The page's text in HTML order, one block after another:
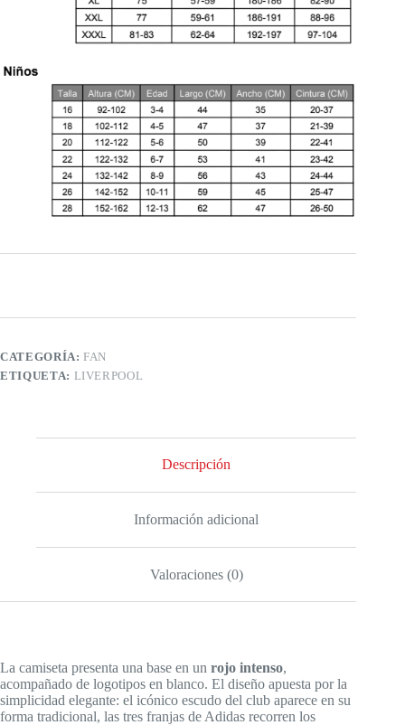
CATEGORÍA:FAN
ETIQUETA: LIVERPOOL
Descripción
Información adicional
Valoraciones (0)
La camiseta presenta una base en un rojo intenso,
acompañado de logotipos en blanco. El diseño apuesta por la
simplicidad elegante: el icónico escudo del club aparece en su
forma tradicional, las tres franjas de Adidas recorren los